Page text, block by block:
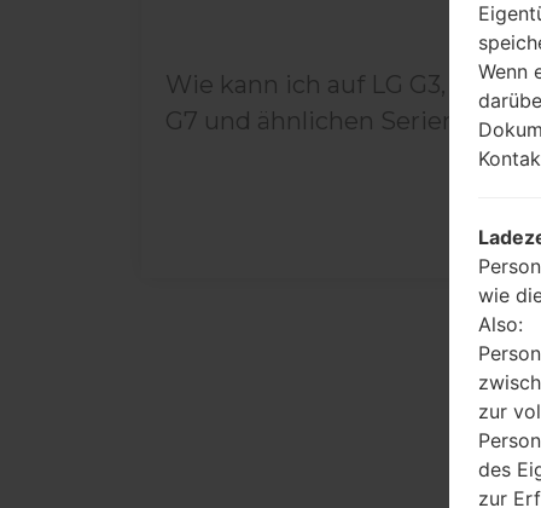
Wie kann ich auf LG G3, G4, G5,
G7 und ähnlichen Serien...
Wenn
wie
Also:
zur
des
zur